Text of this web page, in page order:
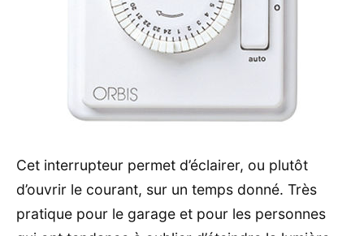
Cet interrupteur permet d’éclairer, ou plutôt
d’ouvrir le courant, sur un temps donné. Très
pratique pour le garage et pour les personnes